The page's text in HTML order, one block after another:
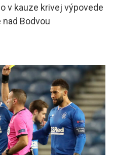
v kauze krivej výpovede
Bodvou